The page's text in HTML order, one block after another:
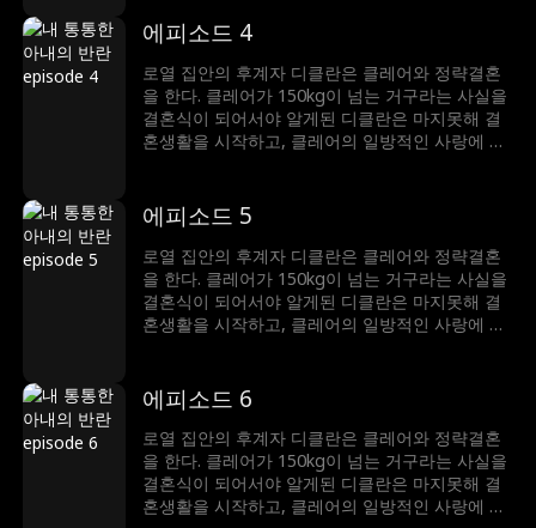
해 지독한 다이어트 끝에 아름다운 모습으로 다시
디클란의 앞에 나타나게 된다. 디클란에게 집착하
는 빅토리아의 방해 공작에도 둘은 서로에 대한 오
해를 깨닫고 디클란의 비밀을 클레어가 알게 되면
서 서로에 대한 진심을 표현하게 된다.
에피소드 4
로열 집안의 후계자 디클란은 클레어와 정략결혼
을 한다. 클레어가 150kg이 넘는 거구라는 사실을
결혼식이 되어서야 알게된 디클란은 마지못해 결
혼생활을 시작하고, 클레어의 일방적인 사랑에 스
해 지독한 다이어트 끝에 아름다운 모습으로 다시
디클란의 앞에 나타나게 된다. 디클란에게 집착하
는 빅토리아의 방해 공작에도 둘은 서로에 대한 오
해를 깨닫고 디클란의 비밀을 클레어가 알게 되면
서 서로에 대한 진심을 표현하게 된다.
에피소드 5
로열 집안의 후계자 디클란은 클레어와 정략결혼
을 한다. 클레어가 150kg이 넘는 거구라는 사실을
결혼식이 되어서야 알게된 디클란은 마지못해 결
혼생활을 시작하고, 클레어의 일방적인 사랑에 스
해 지독한 다이어트 끝에 아름다운 모습으로 다시
디클란의 앞에 나타나게 된다. 디클란에게 집착하
는 빅토리아의 방해 공작에도 둘은 서로에 대한 오
해를 깨닫고 디클란의 비밀을 클레어가 알게 되면
서 서로에 대한 진심을 표현하게 된다.
에피소드 6
로열 집안의 후계자 디클란은 클레어와 정략결혼
을 한다. 클레어가 150kg이 넘는 거구라는 사실을
결혼식이 되어서야 알게된 디클란은 마지못해 결
혼생활을 시작하고, 클레어의 일방적인 사랑에 스